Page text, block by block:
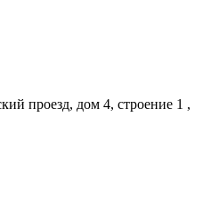
проезд, дом 4, строение 1 ,